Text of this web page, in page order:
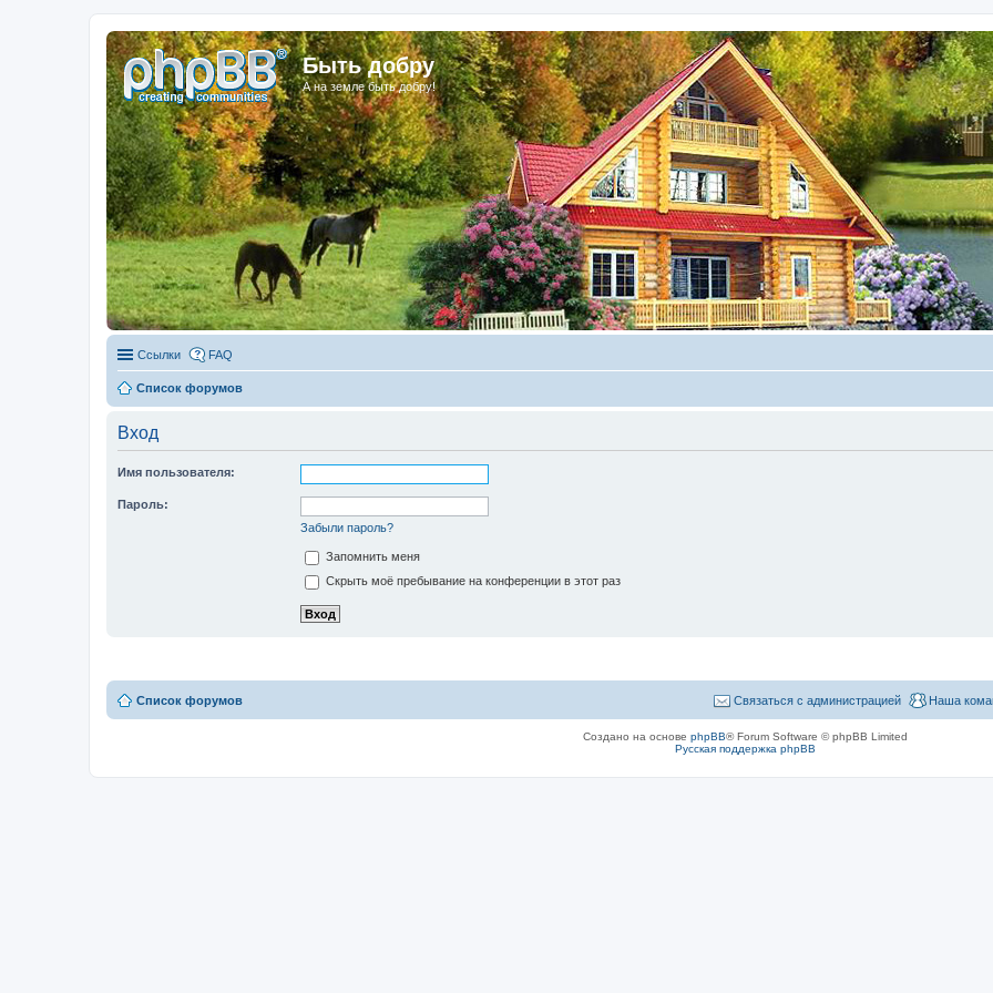
Быть добру
А на земле быть добру!
Ссылки FAQ
Список форумов
Вход
Имя пользователя:
Пароль:
Забыли пароль?
Запомнить меня
Скрыть моё пребывание на конференции в этот раз
Список форумов Наша
Связаться с администрацией
Создано на основе phpBB® Forum Software © phpBB Limited
Русская поддержка phpBB